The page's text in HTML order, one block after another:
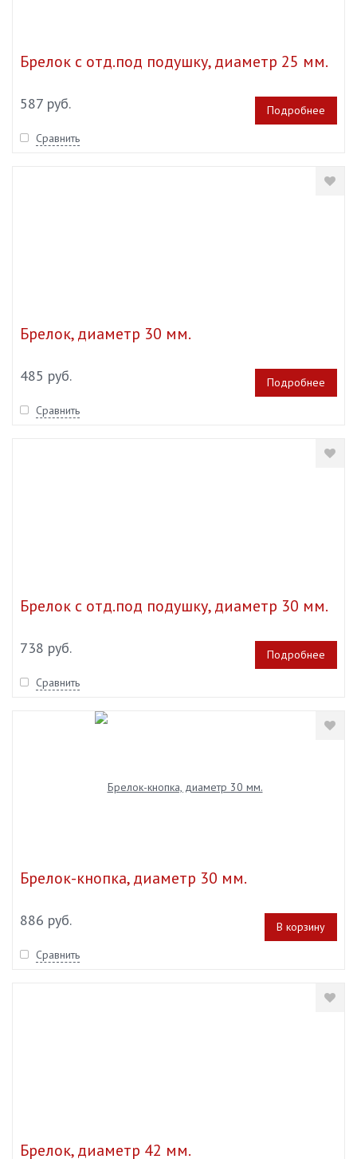
Брелок с отд.под подушку, диаметр 25 мм.
587 руб.
Подробнее
Сравнить
Брелок, диаметр 30 мм.
485 руб.
Подробнее
Сравнить
Брелок с отд.под подушку, диаметр 30 мм.
738 руб.
Подробнее
Сравнить
Брелок-кнопка, диаметр 30 мм.
886 руб.
В корзину
Сравнить
Брелок, диаметр 42 мм.